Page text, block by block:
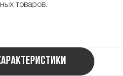
товаров.